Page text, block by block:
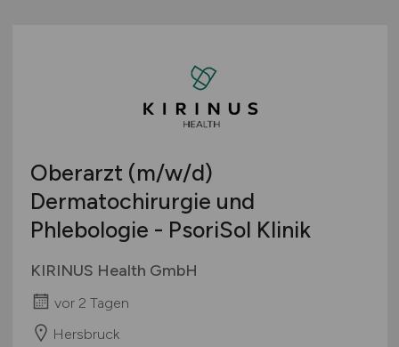
Oberarzt (m/w/d)
Dermatochirurgie und
Phlebologie - PsoriSol Klinik
KIRINUS Health GmbH
vor 2 Tagen
Hersbruck